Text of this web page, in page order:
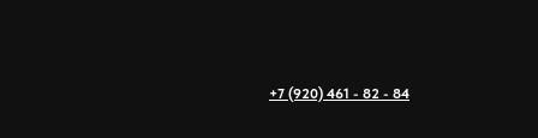
+7 (920) 461 - 82 - 84